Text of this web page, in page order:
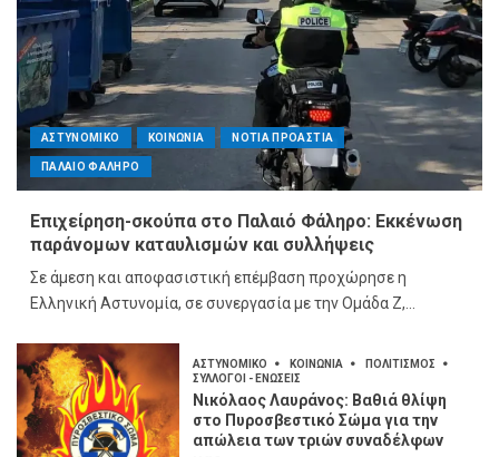
ΑΣΤΥΝΟΜΙΚΟ ΚΟΙΝΩΝΙΑ ΝΟΤΙΑ ΠΡΟΑΣΤΙΑ
ΠΑΛΑΙΟ ΦΑΛΗΡΟ
Επιχείρηση-σκούπα στο Παλαιό Φάληρο: Εκκένωση
παράνομων καταυλισμών και συλλήψεις
Σε άμεση και αποφασιστική επέμβαση προχώρησε η
Ελληνική Αστυνομία, σε συνεργασία με την Ομάδα Ζ,...
ΑΣΤΥΝΟΜΙΚΟ ΚΟΙΝΩΝΙΑ
ΠΟΛΙΤΙΣΜΟΣ
ΣΥΛΛΟΓΟΙ - ΕΝΩΣΕΙΣ
Νικόλαος Λαυράνος: Βαθιά θλίψη
στο Πυροσβεστικό Σώμα για την
απώλεια των τριών συναδέλφων